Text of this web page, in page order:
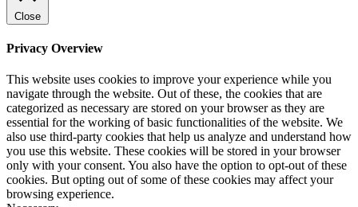
Close
Privacy Overview
This website uses cookies to improve your experience while you
navigate through the website. Out of these, the cookies that are
categorized as necessary are stored on your browser as they are
essential for the working of basic functionalities of the website. We
also use third-party cookies that help us analyze and understand how
you use this website. These cookies will be stored in your browser
only with your consent. You also have the option to opt-out of these
cookies. But opting out of some of these cookies may affect your
browsing experience.